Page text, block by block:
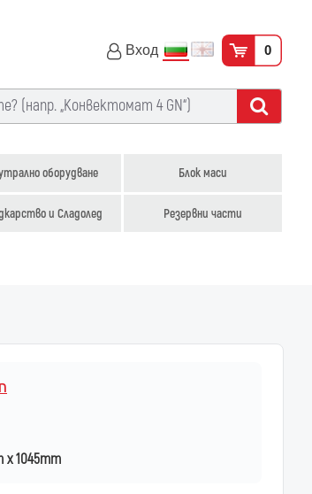
Вход 0
оборудване Блок маси
и Сладолед Резервни части
x 1045mm